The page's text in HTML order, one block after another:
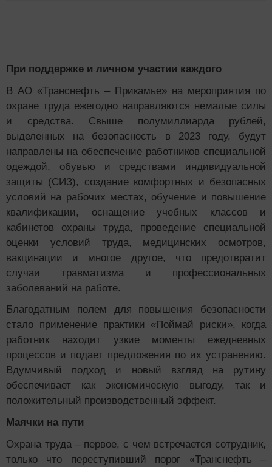
При поддержке и личном участии каждого
В АО «Транснефть – Прикамье» на мероприятия по
охране труда ежегодно направляются немалые силы
и средства. Свыше полумиллиарда рублей,
выделенных на безопасность в 2023 году, будут
направлены на обеспечение работников специальной
одеждой, обувью и средствами индивидуальной
защиты (СИЗ), создание комфортных и безопасных
условий на рабочих местах, обучение и повышение
квалификации, оснащение учебных классов и
кабинетов охраны труда, проведение специальной
оценки условий труда, медицинских осмотров,
вакцинации и многое другое, что предотвратит
случаи травматизма и профессиональных
заболеваний на работе.
Благодатным полем для повышения безопасности
стало применение практики «Поймай риски», когда
работник находит узкие моменты ежедневных
процессов и подает предложения по их устранению.
Вдумчивый подход и новый взгляд на рутину
обеспечивает как экономическую выгоду, так и
положительный производственный эффект.
Маячки на пути
Охрана труда – первое, с чем встречается сотрудник,
только что переступивший порог «Транснефть –